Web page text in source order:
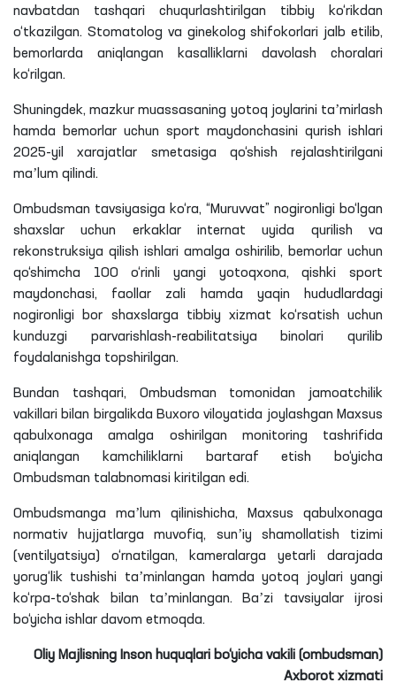
navbatdan tashqari chuqurlashtirilgan tibbiy ko‘rikdan
o‘tkazilgan. Stomatolog va ginekolog shifokorlari jalb etilib,
bemorlarda aniqlangan kasalliklarni davolash choralari
ko‘rilgan.
Shuningdek, mazkur muassasaning yotoq joylarini taʼmirlash
hamda bemorlar uchun sport maydonchasini qurish ishlari
2025-yil xarajatlar smetasiga qo‘shish rejalashtirilgani
maʼlum qilindi.
Ombudsman tavsiyasiga ko‘ra, “Muruvvat” nogironligi bo‘lgan
shaxslar uchun erkaklar internat uyida qurilish va
rekonstruksiya qilish ishlari amalga oshirilib, bemorlar uchun
qo‘shimcha 100 o‘rinli yangi yotoqxona, qishki sport
maydonchasi, faollar zali hamda yaqin hududlardagi
nogironligi bor shaxslarga tibbiy xizmat ko‘rsatish uchun
kunduzgi parvarishlash-reabilitatsiya binolari qurilib
foydalanishga topshirilgan.
Bundan tashqari, Ombudsman tomonidan jamoatchilik
vakillari bilan birgalikda Buxoro viloyatida joylashgan Maxsus
qabulxonaga amalga oshirilgan monitoring tashrifida
aniqlangan kamchiliklarni bartaraf etish bo‘yicha
Ombudsman talabnomasi kiritilgan edi.
Ombudsmanga maʼlum qilinishicha, Maxsus qabulxonaga
normativ hujjatlarga muvofiq, sunʼiy shamollatish tizimi
(ventilyatsiya) o‘rnatilgan, kameralarga yetarli darajada
yorug‘lik tushishi taʼminlangan hamda yotoq joylari yangi
ko‘rpa-to‘shak bilan taʼminlangan. Baʼzi tavsiyalar ijrosi
bo‘yicha ishlar davom etmoqda.
Oliy Majlisning Inson huquqlari bo‘yicha vakili (ombudsman)
Axborot xizmati